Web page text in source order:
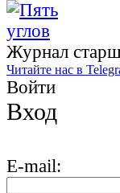
Журнал
Читайте нас в
Войти
Вход
E-mail: